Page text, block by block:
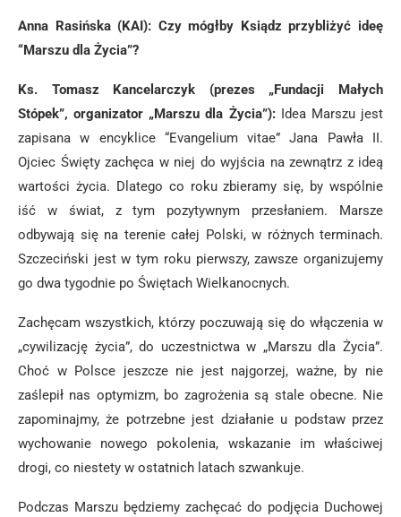
Anna Rasińska (KAI): Czy mógłby Ksiądz przybliżyć ideę
“Marszu dla Życia”?
Ks. Tomasz Kancelarczyk (prezes „Fundacji Małych
Stópek”, organizator „Marszu dla Życia”): Idea Marszu jest
zapisana w encyklice “Evangelium vitae” Jana Pawła II.
Ojciec Święty zachęca w niej do wyjścia na zewnątrz z ideą
wartości życia. Dlatego co roku zbieramy się, by wspólnie
iść w świat, z tym pozytywnym przesłaniem. Marsze
odbywają się na terenie całej Polski, w różnych terminach.
Szczeciński jest w tym roku pierwszy, zawsze organizujemy
go dwa tygodnie po Świętach Wielkanocnych.
Zachęcam wszystkich, którzy poczuwają się do włączenia w
„cywilizację życia”, do uczestnictwa w „Marszu dla Życia”.
Choć w Polsce jeszcze nie jest najgorzej, ważne, by nie
zaślepił nas optymizm, bo zagrożenia są stale obecne. Nie
zapominajmy, że potrzebne jest działanie u podstaw przez
wychowanie nowego pokolenia, wskazanie im właściwej
drogi, co niestety w ostatnich latach szwankuje.
Podczas Marszu będziemy zachęcać do podjęcia Duchowej